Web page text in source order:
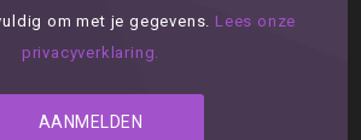
om met je gegevens. Lees onze
privacyverklaring.